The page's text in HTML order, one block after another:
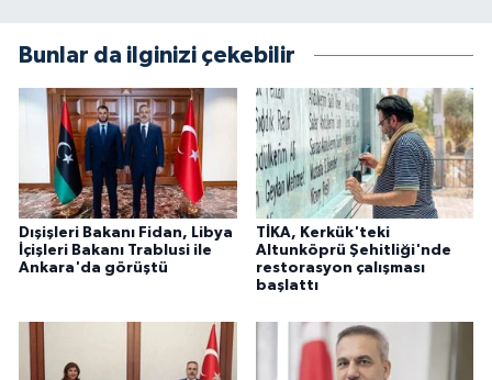
Bunlar da ilginizi çekebilir
Dışişleri Bakanı Fidan, Libya
İçişleri Bakanı Trablusi ile
Ankara'da görüştü
TİKA, Kerkük'teki
Altunköprü Şehitliği'nde
restorasyon çalışması
başlattı